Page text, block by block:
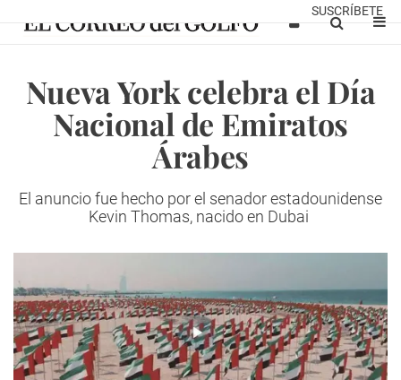
SUSCRÍBETE
Nueva York celebra el Día
Nacional de Emiratos
Árabes
El anuncio fue hecho por el senador estadounidense
Kevin Thomas, nacido en Dubai